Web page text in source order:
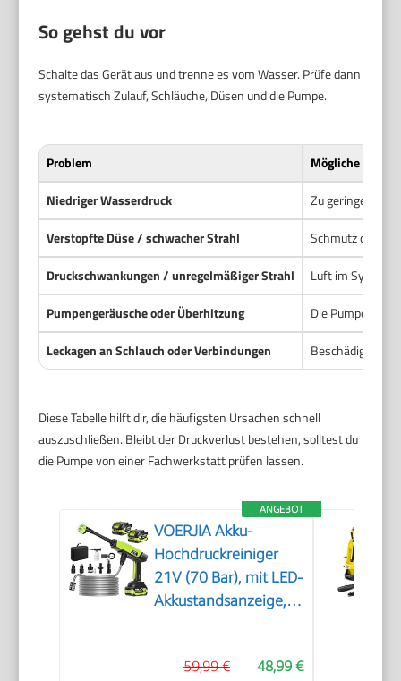
So gehst du vor
Schalte das Gerät aus und trenne es vom Wasser. Prüfe dann
systematisch Zulauf, Schläuche, Düsen und die Pumpe.
Problem
Mögliche
Niedriger Wasserdruck
Zu geringe
Verstopfte Düse / schwacher Strahl
Schmutz oder
Druckschwankungen / unregelmäßiger Strahl
Luft im System
Pumpengeräusche oder Überhitzung
Die Pumpe läuft
Leckagen an Schlauch oder Verbindungen
Beschädigte
Diese Tabelle hilft dir, die häufigsten Ursachen schnell
auszuschließen. Bleibt der Druckverlust bestehen, solltest du
die Pumpe von einer Fachwerkstatt prüfen lassen.
ANGEBOT
VOERJIA Akku-
Hochdruckreiniger
21V (70 Bar), mit LED-
Akkustandsanzeige,
Auto, Fahrrad,
48,99 €
59,99 €